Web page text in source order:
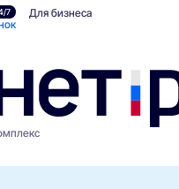
7 Для бизнеса